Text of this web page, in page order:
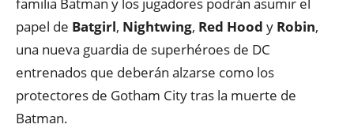
papel de Batgirl, Nightwing, Red Hood y Robin,
una nueva guardia de superhéroes de DC
entrenados que deberán alzarse como los
protectores de Gotham City tras la muerte de
Batman.